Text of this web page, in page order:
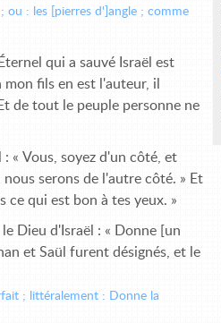
ou : les [pierres d']angle ; comme
qui a sauvé Israël est
fils en est l'auteur, il
de tout le peuple personne ne
« Vous, soyez d'un côté, et
serons de l'autre côté. » Et
ce qui est bon à tes yeux. »
Dieu d'Israël : « Donne [un
et Saül furent désignés, et le
; littéralement : Donne la